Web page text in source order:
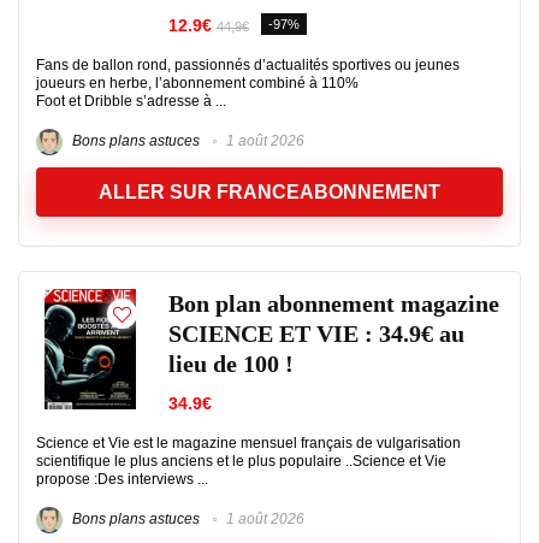
12.9€ 44,9€ -97%
Fans de ballon rond, passionnés d’actualités sportives ou jeunes
joueurs en herbe, l’abonnement combiné à 110%
Foot et Dribble s’adresse à ...
Bons plans astuces 1 août 2026
ALLER SUR FRANCEABONNEMENT
Bon plan abonnement magazine
SCIENCE ET VIE : 34.9€ au
lieu de 100 !
34.9€
Science et Vie est le magazine mensuel français de vulgarisation
scientifique le plus anciens et le plus populaire ..Science et Vie
propose :Des interviews ...
Bons plans astuces 1 août 2026